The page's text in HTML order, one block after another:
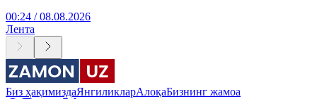
00:24 / 08.08.2026
Лента
Биз ҳақимиздаЯнгиликларАлоқаБизнинг жамоа